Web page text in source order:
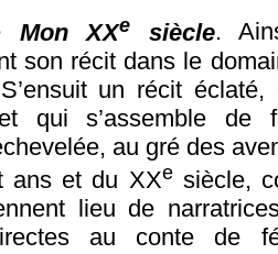
Mon XXe siècle.
son récit dans le
un récit
qui s’assemble de
au gré des
ans et du XXesiècle,
lieu de
au conte de